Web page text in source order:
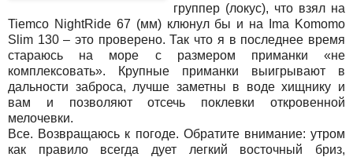
группер (локус), что взял на
Tiemco NightRide 67 (мм) клюнул бы и на Ima Komomo
Slim 130 – это проверено. Так что я в последнее время
стараюсь на море с размером приманки «не
комплексовать». Крупные приманки выигрывают в
дальности заброса, лучше заметны в воде хищнику и
вам и позволяют отсечь поклевки откровенной
мелочевки.
Все. Возвращаюсь к погоде. Обратите внимание: утром
как правило всегда дует легкий восточный бриз,